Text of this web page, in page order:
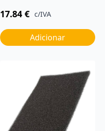
17.84 € c/IVA
Adicionar